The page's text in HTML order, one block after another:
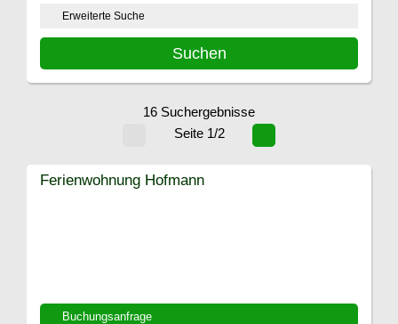
Erweiterte Suche
16 Suchergebnisse
Seite 1/2
Buchungsanfrage
Ferienwohnung Hofmann